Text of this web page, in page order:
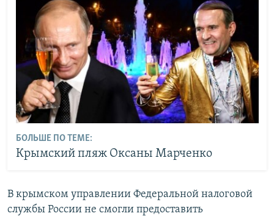
БОЛЬШЕ ПО ТЕМЕ:
Крымский пляж Оксаны Марченко
В крымском управлении Федеральной налоговой
службы России не смогли предоставить